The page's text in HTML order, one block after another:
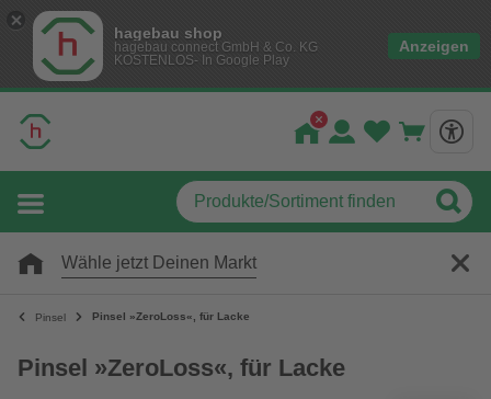
hagebau shop
hagebau connect GmbH & Co. KG
KOSTENLOS- In Google Play
Anzeigen
Wähle jetzt Deinen Markt
Pinsel Pinsel »ZeroLoss«, für Lacke
Pinsel »ZeroLoss«, für Lacke